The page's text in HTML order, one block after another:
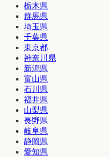
栃木県
群馬県
埼玉県
千葉県
東京都
神奈川県
新潟県
富山県
石川県
福井県
山梨県
長野県
岐阜県
静岡県
愛知県